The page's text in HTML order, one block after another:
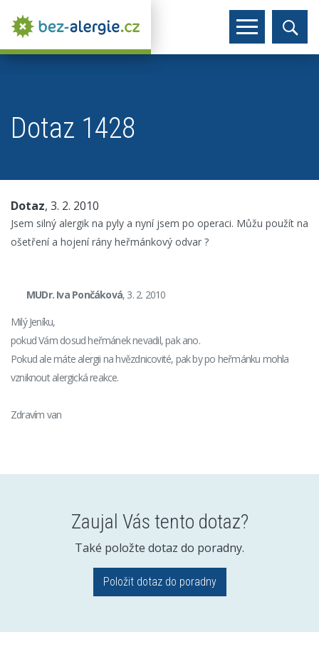
Dotaz 1428
Dotaz, 3. 2. 2010
Jsem silný alergik na pyly a nyní jsem po operaci. Můžu použít na
ošetření a hojení rány heřmánkový odvar ?
MUDr. Iva Pončáková, 3. 2. 2010
Milý Jeníku,
pokud Vám dosud heřmánek nevadil, pak ano.
Pokud ale máte alergii na hvězdnicovité, pak by po heřmánku mohla
vzniknout alergická reakce.
Zdravím van
Zaujal Vás tento dotaz?
Také položte dotaz do poradny.
Položit dotaz do poradny